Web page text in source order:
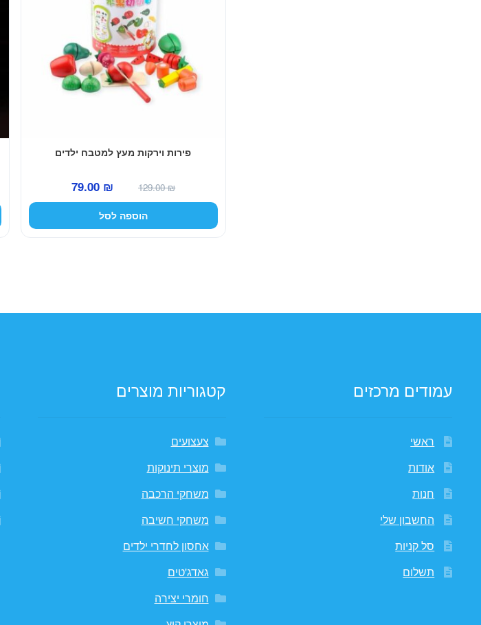
פירות וירקות מעץ למטבח ילדים
129.00₪
המחיר
המקורי
היה:
79.00 ₪
המחיר
הנוכחי
הוספה לסל
עמודים מרכזים
ראשי
אודות
חנות
החשבון שלי
סל קניות
תשלום
קטגוריות מוצרים
צעצועים
מוצרי תינוקות
משחקי הרכבה
משחקי חשיבה
אחסון לחדרי ילדים
גאדג'טים
חומרי יצירה